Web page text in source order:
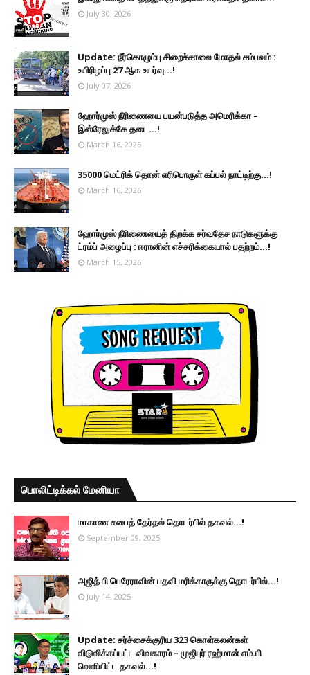
July 30, 2026
Update: நீர்கொழும்பு சிறைச்சாலை மோதல் சம்பவம் :
உயிரிழப்பு 27 ஆக உயர்வு...!
July 07, 2026
ஹோர்முஸ் நீரிணையை பயன்படுத்த அமெரிக்கா –
இஸ்ரேலுக்கே தடை...!
March 16, 2026
35000 மெட்ரிக் தொன் எரிபொருள் கப்பல் நாட்டிற்கு...!
March 16, 2026
ஹோர்முஸ் நீரிணையைத் திறக்க சர்வதேச நாடுகளுக்கு
ட்ரம்ப் அழைப்பு : ஈரானின் எச்சரிக்கையால் பதற்றம்...!
March 15, 2026
பொலிட்டிக்கல் மேனியா
மாகாண சபைத் தேர்தல் தொடர்பில் தகவல்...!
September 09, 2025
அஜித் பி பெரேராவின் பதவி மரிக்காருக்கு தொடர்பில்...!
July 14, 2025
Update: சர்ச்சைக்குரிய 323 கொள்கலன்கள்
விடுவிக்கப்பட்ட விவகாரம் – முஜிபுர் ரஹ்மான் எம்.பி
வெளியிட்ட தகவல்...!